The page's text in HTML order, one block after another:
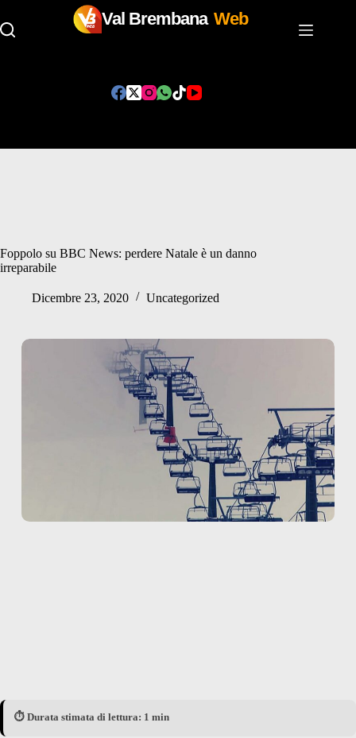
Val Brembana Web
Foppolo su BBC News: perdere Natale è un danno
irreparabile
Dicembre 23, 2020 Uncategorized
⏱️ Durata stimata di lettura: 1 min